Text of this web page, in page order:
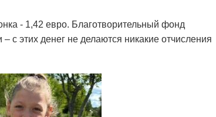
- 1,42 евро. Благотворительный фонд
с этих денег не делаются никакие отчисления